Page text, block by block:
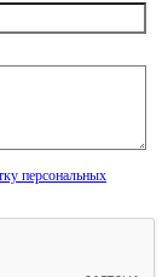
персональных